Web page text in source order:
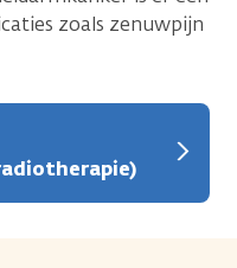
zoals zenuwpijn